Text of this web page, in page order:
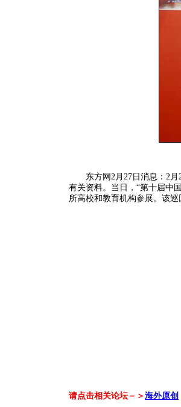
东方网2月27日消息：2月
有关资料。当日，“第十届中
所高校和教育机构参展。该
请点击相关论坛－＞ 海外原创